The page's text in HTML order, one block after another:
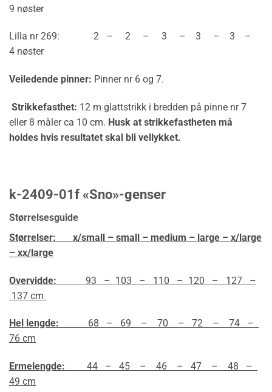
9 nøster
Lilla nr 269: 2 – 2 – 3 – 3 – 3 –
4 nøster
Veiledende pinner: Pinner nr 6 og 7.
Strikkefasthet: 12 m glattstrikk i bredden på pinne nr 7
eller 8 måler ca 10 cm. Husk at strikkefastheten må
holdes hvis resultatet skal bli vellykket.
k-2409-01f «Sno»-genser
Størrelsesguide
Størrelser: x/small – small – medium – large – x/large
– xx/large
Overvidde:
93 – 103 – 110 – 120 – 127 –
137 cm
Hel lengde: 68 – 69 – 70 – 72 – 74 –
76 cm
Ermelengde: 44 – 45 – 46 – 47 – 48 –
49 cm